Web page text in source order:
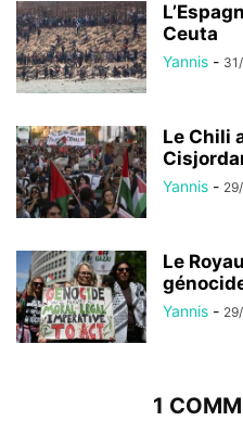
Ceuta
Yannis -
Le Chili
Yannis -
Le
Yannis -
1